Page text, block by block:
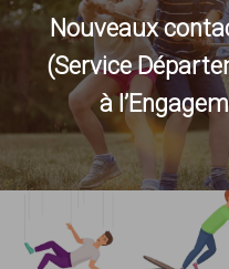
Nouveaux
(Service
à